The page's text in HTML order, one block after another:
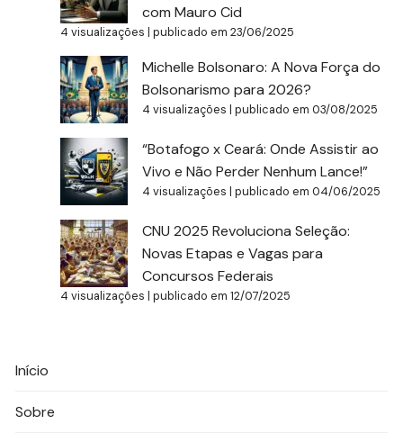
com Mauro Cid
4 visualizações |publicado em 23/06/2025
Michelle Bolsonaro: A Nova Força do
Bolsonarismo para 2026?
4 visualizações |publicado em 03/08/2025
“Botafogo x Ceará: Onde Assistir ao
Vivo e Não Perder Nenhum Lance!”
4 visualizações |publicado em 04/06/2025
CNU 2025 Revoluciona Seleção:
Novas Etapas e Vagas para
Concursos Federais
4 visualizações |publicado em 12/07/2025
Início
Sobre